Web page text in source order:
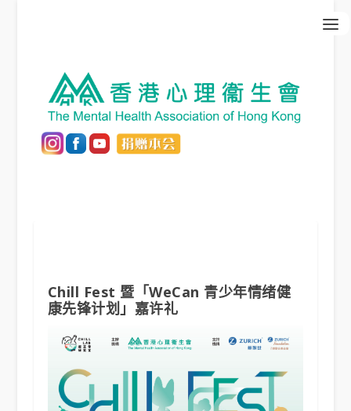
Chill Fest 暨「WeCan 青少年情绪健
康先锋计划」嘉许礼